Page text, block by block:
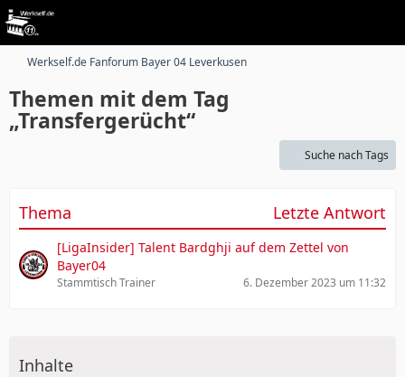
Werkself.de Fanforum Bayer 04 Leverkusen
Themen mit dem Tag
„Transfergerücht“
Suche nach Tags
Thema Letzte Antwort
[LigaInsider] Talent Bardghji auf dem Zettel von
Bayer04
Stammtisch Trainer 6. Dezember 2023 um 11:32
Inhalte